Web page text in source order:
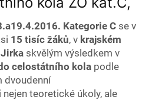
Kategorie C se v
15 tisíc žáků, v krajském
Jirka skvělým výsledkem v
celostátního kola podle
dvoudenní
teoretické úkoly, ale